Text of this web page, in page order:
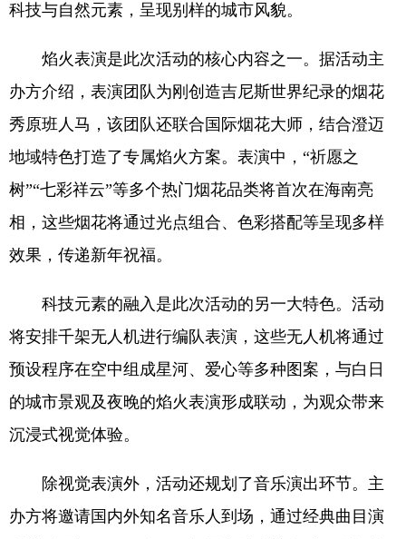
科技与自然元素，呈现别样的城市风貌。
焰火表演是此次活动的核心内容之一。据活动主
办方介绍，表演团队为刚创造吉尼斯世界纪录的烟花
秀原班人马，该团队还联合国际烟花大师，结合澄迈
地域特色打造了专属焰火方案。表演中，“祈愿之
树”“七彩祥云”等多个热门烟花品类将首次在海南亮
相，这些烟花将通过光点组合、色彩搭配等呈现多样
效果，传递新年祝福。
科技元素的融入是此次活动的另一大特色。活动
将安排千架无人机进行编队表演，这些无人机将通过
预设程序在空中组成星河、爱心等多种图案，与白日
的城市景观及夜晚的焰火表演形成联动，为观众带来
沉浸式视觉体验。
除视觉表演外，活动还规划了音乐演出环节。主
办方将邀请国内外知名音乐人到场，通过经典曲目演